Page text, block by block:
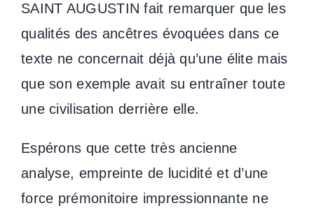
SAINT AUGUSTIN fait remarquer que les
qualités des ancêtres évoquées dans ce
texte ne concernait déjà qu’une élite mais
que son exemple avait su entraîner toute
une civilisation derrière elle.
Espérons que cette très ancienne
analyse, empreinte de lucidité et d’une
force prémonitoire impressionnante ne